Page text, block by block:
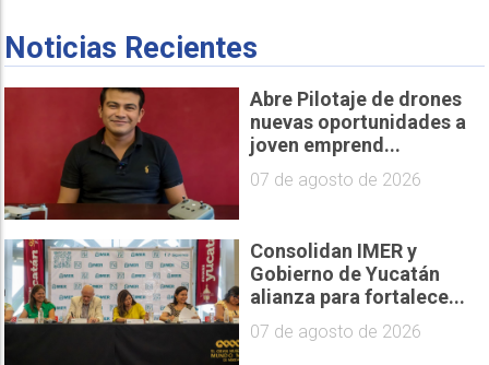
Noticias Recientes
Abre Pilotaje de drones
nuevas oportunidades a
joven emprend...
07 de agosto de 2026
Consolidan IMER y
Gobierno de Yucatán
alianza para fortalece...
07 de agosto de 2026